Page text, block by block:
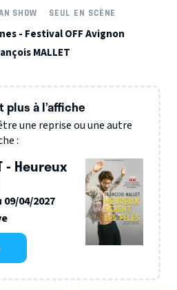
SHOW SEUL EN SCÈNE
- Festival OFF Avignon
MALLET
à l’affiche
une reprise ou une autre
:
- Heureux
09/04/2027